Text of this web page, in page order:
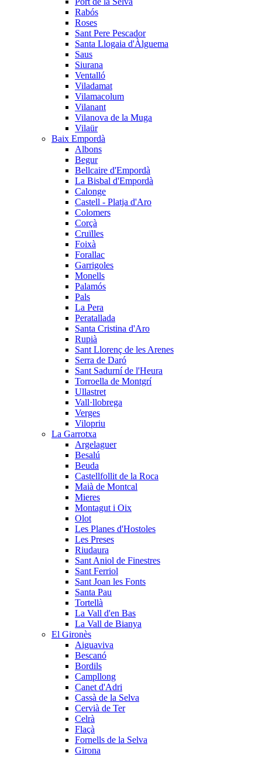
Rabós
Roses
Sant Pere Pescador
Santa Llogaia d'Àlguema
Saus
Siurana
Ventalló
Viladamat
Vilamacolum
Vilanant
Vilanova de la Muga
Vilaür
Baix Empordà
Albons
Begur
Bellcaire d'Empordà
La Bisbal d'Empordà
Calonge
Castell - Platja d'Aro
Colomers
Corçà
Cruïlles
Foixà
Forallac
Garrigoles
Monells
Palamós
Pals
La Pera
Peratallada
Santa Cristina d'Aro
Rupià
Sant Llorenç de les Arenes
Serra de Daró
Sant Sadurní de l'Heura
Torroella de Montgrí
Ullastret
Vall·llobrega
Verges
Vilopriu
La Garrotxa
Argelaguer
Besalú
Beuda
Castellfollit de la Roca
Maià de Montcal
Mieres
Montagut i Oix
Olot
Les Planes d'Hostoles
Les Preses
Riudaura
Sant Aniol de Finestres
Sant Ferriol
Sant Joan les Fonts
Santa Pau
Tortellà
La Vall d'en Bas
La Vall de Bianya
El Gironès
Aiguaviva
Bescanó
Bordils
Campllong
Canet d'Adri
Cassà de la Selva
Cervià de Ter
Celrà
Flaçà
Fornells de la Selva
Girona